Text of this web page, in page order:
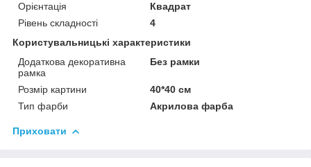
Орієнтація
Квадрат
Рівень складності
4
Користувальницькі характеристики
Додаткова декоративна
рамка
Без рамки
Розмір картини
40*40 см
Тип фарби
Акрилова фарба
Приховати